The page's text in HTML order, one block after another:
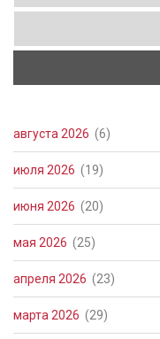
августа 2026 (6)
июля 2026 (19)
июня 2026 (20)
мая 2026 (25)
апреля 2026 (23)
марта 2026 (29)